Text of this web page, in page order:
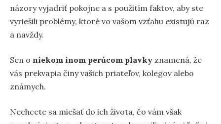
názory vyjadriť pokojne a s použitím faktov, aby ste
vyriešili problémy, ktoré vo vašom vzťahu existujú raz
a navždy.
Sen o niekom inom perúcom plavky znamená, že
vás prekvapia činy vašich priateľov, kolegov alebo
známych.
Nechcete sa miešať do ich života, čo vám však